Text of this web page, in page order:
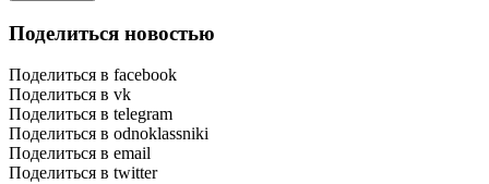
Поделиться новостью
Поделиться в facebook
Поделиться в vk
Поделиться в telegram
Поделиться в odnoklassniki
Поделиться в email
Поделиться в twitter